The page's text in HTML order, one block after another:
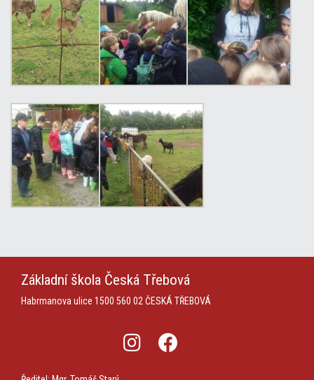
Základní škola Česká Třebová
Habrmanova ulice 1500 560 02 ČESKÁ TŘEBOVÁ